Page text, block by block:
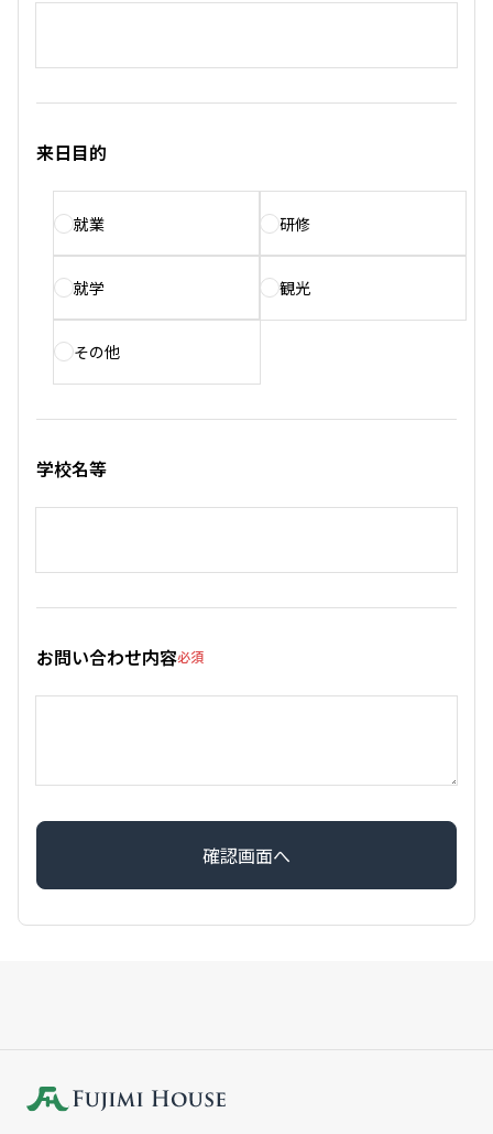
来日目的
就業 研修
就学 観光
その他
学校名等
お問い合わせ内容必須
確認画面へ